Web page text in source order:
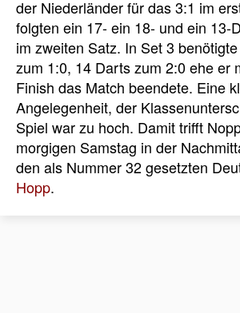
der Niederländer für das 3:1 im
folgten ein 17- ein 18- und ein 13-
im zweiten Satz. In Set 3
zum 1:0, 14 Darts zum 2:0 ehe er
Finish das Match beendete. Eine
Angelegenheit, der
Spiel war zu hoch. Damit trifft
morgigen Samstag in der
den als Nummer 32 gesetzten
Hopp.